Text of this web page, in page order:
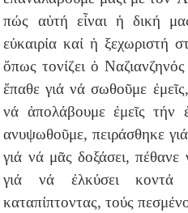
πώς αὐτή εἶναι ἡ δική
εὐκαιρία καί ἡ ξεχωριστή
ὅπως τονίζει ὁ
ἔπαθε γιά νά σωθοῦμε
νά ἀπολάβουμε ἐμεῖς τήν
ανυψωθοῦμε, πειράσθηκε
γιά νά μᾶς δοξάσει,
γιά νά ἐλκύσει
καταπίπτοντας, τούς